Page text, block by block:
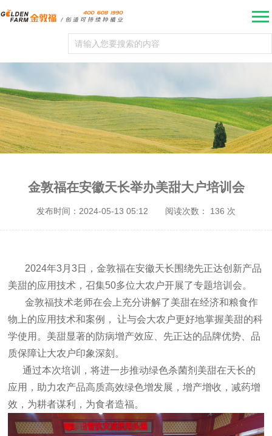
金敦福在安徽天长举办美甜大户培训会
发布时间：2024-05-13 05:12 阅读次数： 136 次
2024年3月3日，金敦福在安徽天长围绕先正达创新产品
美甜的应用技术，召集50多位大农户开展了专题培训会。
金敦福技术老师在会上充分讲解了美甜在经济和粮食作
物上的应用技术和案例， 让与会大农户更好地掌握美甜的科
学使用。美甜显著的防病增产效应、先正达的品牌优势、品
质保障让大农户印象深刻。
通过本次培训，将进一步推动绿色杀菌剂美甜在天长的
应用，助力农产品高质高效绿色增发展，增产增收，减药增
效，为耕者谋利，为食者造福。